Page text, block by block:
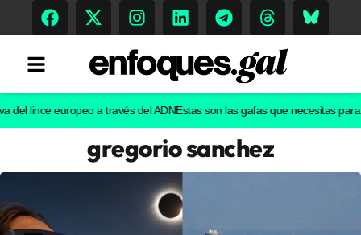
europeo a través del ADNEstas son las gafas que necesitas para ver
gregorio sanchez